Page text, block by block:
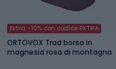
Extra -10% con codice EXTRA
ORTOVOX Trad borsa in
magnesia rosa di montagna